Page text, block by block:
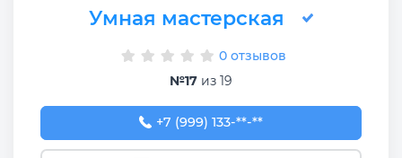
Умная мастерская
0 отзывов
№17 из 19
+7 (999) 133-08-18
+7 (999) 133-**-**